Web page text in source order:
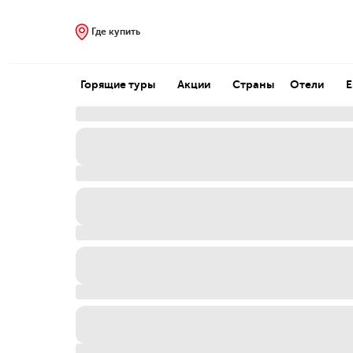
Где купить
Горящие туры Акции Страны Отели